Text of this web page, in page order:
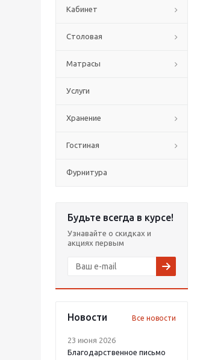
Кабинет
Столовая
Матрасы
Услуги
Хранение
Гостиная
Фурнитура
Будьте всегда в курсе!
Узнавайте о скидках и
акциях первым
Новости Все новости
23 июня 2026
Благодарственное письмо